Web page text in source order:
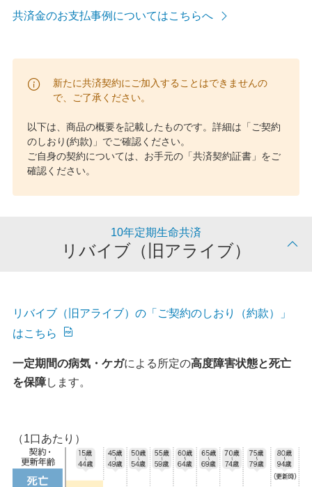
共済金のお支払事例についてはこちらへ
新たに共済契約にご加入することはできませんの
で、ご了承ください。
以下は、商品の概要を記載したものです。詳細は「ご契約
のしおり(約款)」でご確認ください。
ご自身の契約については、お手元の「共済契約証書」をご
確認ください。
10年定期生命共済
リバイブ（旧アライブ）
リバイブ（旧アライブ）の「ご契約のしおり（約款）」
はこちら
一定期間の病気・ケガによる所定の高度障害状態と死亡
を保障します。
（1口あたり）